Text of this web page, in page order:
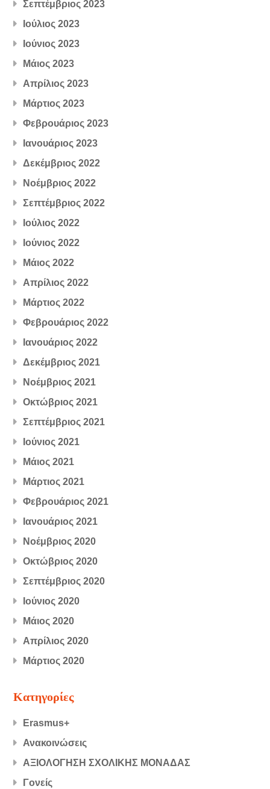
Σεπτέμβριος 2023
Ιούλιος 2023
Ιούνιος 2023
Μάιος 2023
Απρίλιος 2023
Μάρτιος 2023
Φεβρουάριος 2023
Ιανουάριος 2023
Δεκέμβριος 2022
Νοέμβριος 2022
Σεπτέμβριος 2022
Ιούλιος 2022
Ιούνιος 2022
Μάιος 2022
Απρίλιος 2022
Μάρτιος 2022
Φεβρουάριος 2022
Ιανουάριος 2022
Δεκέμβριος 2021
Νοέμβριος 2021
Οκτώβριος 2021
Σεπτέμβριος 2021
Ιούνιος 2021
Μάιος 2021
Μάρτιος 2021
Φεβρουάριος 2021
Ιανουάριος 2021
Νοέμβριος 2020
Οκτώβριος 2020
Σεπτέμβριος 2020
Ιούνιος 2020
Μάιος 2020
Απρίλιος 2020
Μάρτιος 2020
Kατηγορίες
Erasmus+
Ανακοινώσεις
ΑΞΙΟΛΟΓΗΣΗ ΣΧΟΛΙΚΗΣ ΜΟΝΑΔΑΣ
Γονείς